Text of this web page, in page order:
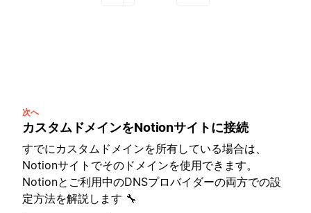
次へ
カスタムドメインをNotionサイトに接続
すでにカスタムドメインを所有している場合は、
Notionサイトでそのドメインを使用できます。
Notionとご利用中のDNSプロバイダーの両方での設
定方法を解説します 🔧